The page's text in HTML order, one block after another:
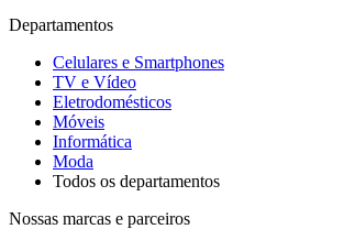
Departamentos
Celulares e Smartphones
TV e Vídeo
Eletrodomésticos
Móveis
Informática
Moda
Todos os departamentos
Nossas marcas e parceiros